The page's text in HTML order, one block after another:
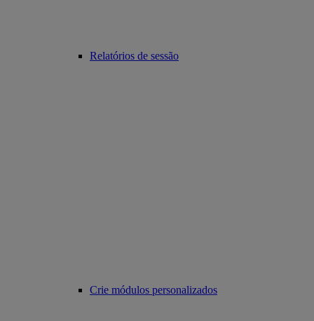
Relatórios de sessão
Crie módulos personalizados